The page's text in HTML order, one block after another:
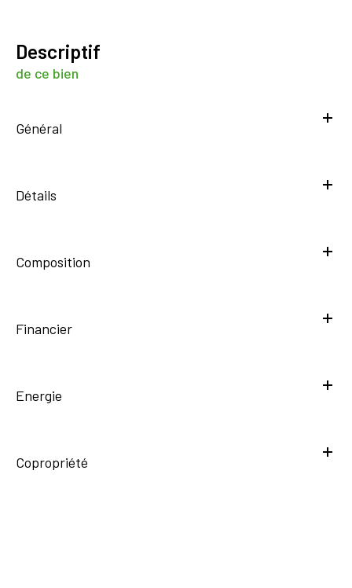
descriptif
de ce bien
Général
Détails
Composition
Financier
Energie
Copropriété